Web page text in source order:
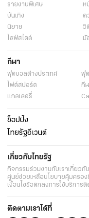
รายงานพิเศษ ห
บันเทิง
ด
นิยาย
วิ
ไลฟ์สไตล์
มั
กีฬา
ฟุตบอลต่่างประเทศ ฟุ
ไฟต์สปอร์ต
กี
แกลเลอรี่
ช็อปปิ้ง
ไทยรัฐอีเวนต์
เกี่ยวกับไทยรัฐ
กิจกรรมร่วมงานกับเราเกี่ยวกั
ศูนย์ช่วยเหลือนโยบายคุ้มครอ
เงื่อนไขข้อตกลงการใช้บริการติ
ติดตามเราได้ที่